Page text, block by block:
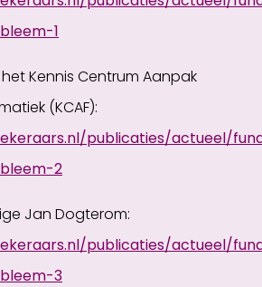
1
Kennis Centrum Aanpak
(KCAF):
publicaties/actueel/
2
Jan Dogterom:
publicaties/actueel/
3